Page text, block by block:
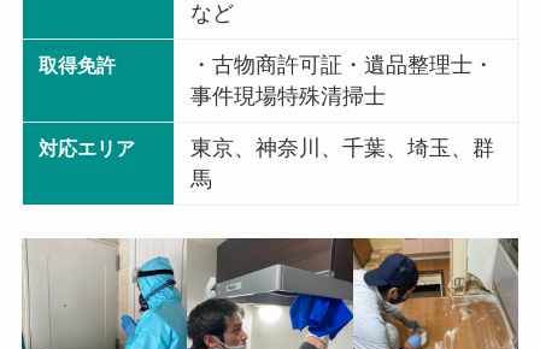
など
取得免許
・古物商許可証・遺品整理士・
事件現場特殊清掃士
対応エリア
東京、神奈川、千葉、埼玉、群
馬